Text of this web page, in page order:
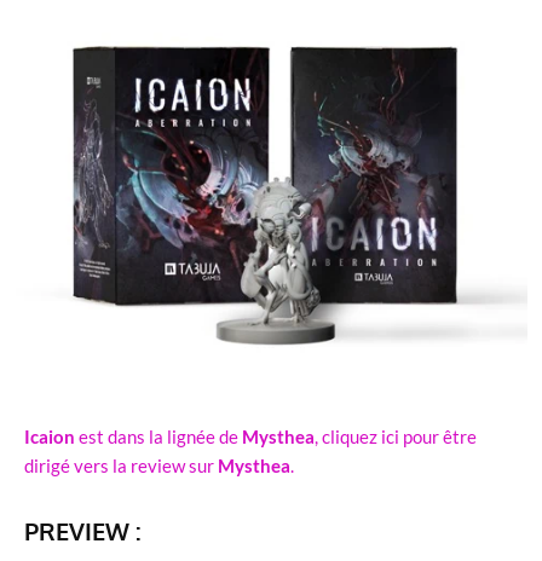
Icaion est dans la lignée de Mysthea, cliquez ici pour être
dirigé vers la review sur Mysthea.
PREVIEW :